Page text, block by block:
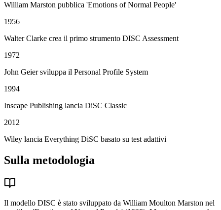
William Marston pubblica 'Emotions of Normal People'
1956
Walter Clarke crea il primo strumento DISC Assessment
1972
John Geier sviluppa il Personal Profile System
1994
Inscape Publishing lancia DiSC Classic
2012
Wiley lancia Everything DiSC basato su test adattivi
Sulla metodologia
Il modello DISC è stato sviluppato da William Moulton Marston nel